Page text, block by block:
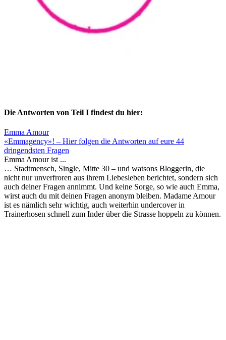
Die Antworten von Teil I findest du hier:
Emma Amour
«Emmagency»! – Hier folgen die Antworten auf eure 44
dringendsten Fragen
Emma Amour ist ...
… Stadtmensch, Single, Mitte 30 – und watsons Bloggerin, die
nicht nur unverfroren aus ihrem Liebesleben berichtet, sondern sich
auch deiner Fragen annimmt. Und keine Sorge, so wie auch Emma,
wirst auch du mit deinen Fragen anonym bleiben. Madame Amour
ist es nämlich sehr wichtig, auch weiterhin undercover in
Trainerhosen schnell zum Inder über die Strasse hoppeln zu können.